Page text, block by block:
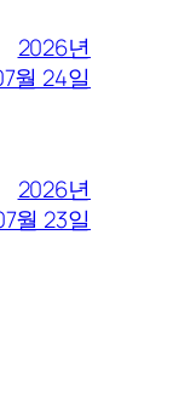
2026년
월 24일
2026년
월 23일